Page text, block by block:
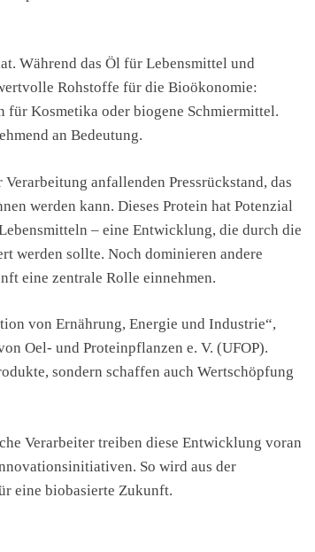
Während das Öl für Lebensmittel und
Rohstoffe für die Bioökonomie:
für Kosmetika oder biogene Schmiermittel.
an Bedeutung.
anfallenden Pressrückstand, das
werden kann. Dieses Protein hat Potenzial
– eine Entwicklung, die durch die
werden sollte. Noch dominieren andere
eine zentrale Rolle einnehmen.
von Ernährung, Energie und Industrie“,
Oel- und Proteinpflanzen e. V. (UFOP).
sondern schaffen auch Wertschöpfung
Verarbeiter treiben diese Entwicklung voran
So wird aus der
eine biobasierte Zukunft.